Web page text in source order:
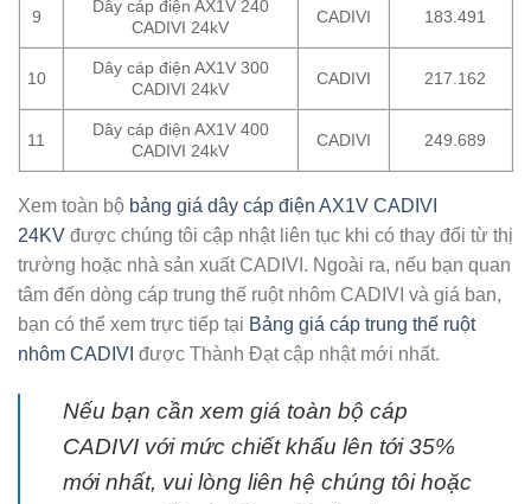
9
Dây cáp điện AX1V 240
CADIVI 24kV
CADIVI 183.491
10
Dây cáp điện AX1V 300
CADIVI 24kV
CADIVI 217.162
11
Dây cáp điện AX1V 400
CADIVI 24kV
CADIVI 249.689
Xem toàn bộ bảng giá dây cáp điện AX1V CADIVI
24KV được chúng tôi cập nhật liên tục khi có thay đổi từ thị
trường hoặc nhà sản xuất CADIVI. Ngoài ra, nếu bạn quan
tâm đến dòng cáp trung thế ruột nhôm CADIVI và giá ban,
bạn có thể xem trực tiếp tại Bảng giá cáp trung thế ruột
nhôm CADIVI được Thành Đạt cập nhật mới nhất.
Nếu bạn cần xem giá toàn bộ cáp
CADIVI với mức chiết khấu lên tới 35%
mới nhất, vui lòng liên hệ chúng tôi hoặc